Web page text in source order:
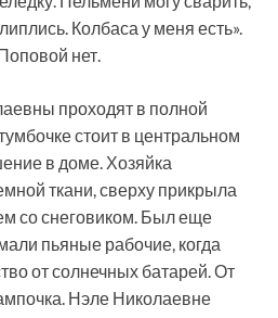
Колбаса у меня есть».
нет.
проходят в полной
стоит в центральном
в доме. Хозяйка
ткани, сверху прикрыла
со снеговиком. Был еще
пьяные рабочие, когда
от солнечных батарей. От
Нэле Николаевне